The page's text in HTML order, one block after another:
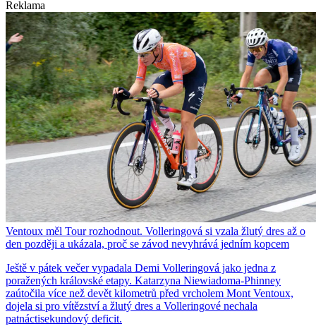
Reklama
Ventoux měl Tour rozhodnout. Volleringová si vzala žlutý dres až o
den později a ukázala, proč se závod nevyhrává jedním kopcem
Ještě v pátek večer vypadala Demi Volleringová jako jedna z
poražených královské etapy. Katarzyna Niewiadoma-Phinney
zaútočila více než devět kilometrů před vrcholem Mont Ventoux,
dojela si pro vítězství a žlutý dres a Volleringové nechala
patnáctisekundový deficit.